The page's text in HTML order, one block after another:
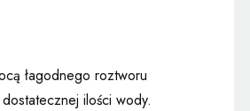
łagodnego roztworu
ilości wody.